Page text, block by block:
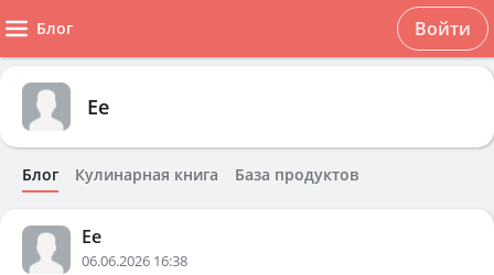
Блог Войти
Ee
Блог Кулинарная книга База продуктов
Ee
06.06.2026 16:38